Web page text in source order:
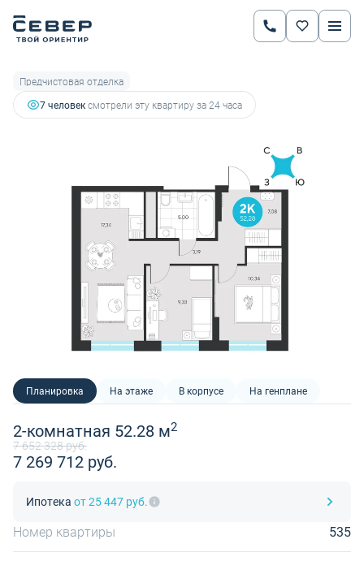
2-комнатная
7 652 328 руб.
7 269 712 руб.
Ипотекаот 25 447 руб.
Предчистовая отделка
7 человексмотрели эту квартиру за 24 часа
Планировка На этаже В корпусе На генплане
2-комнатная 52.28 м2
7 652 328 руб.
7 269 712 руб.
Ипотека от 25 447 руб.
Номер квартиры 535